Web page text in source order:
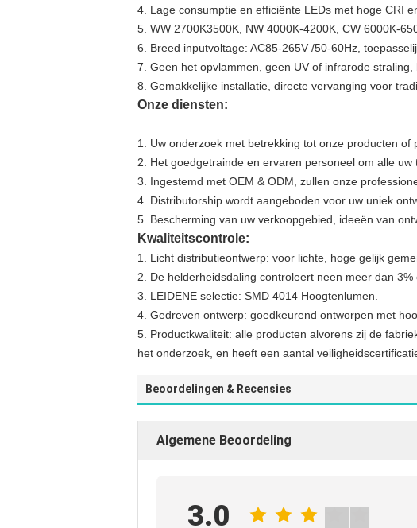
4. Lage consumptie en efficiënte LEDs met hoge CRI
5. WW 2700K3500K, NW 4000K-4200K, CW 6000K-
6. Breed inputvoltage: AC85-265V /50-60Hz,
7. Geen het opvlammen, geen UV of infrarode
8. Gemakkelijke installatie, directe vervanging voor
Onze diensten:
1. Uw onderzoek met betrekking tot onze producten of
2. Het goedgetrainde en ervaren personeel om alle
3. Ingestemd met OEM & ODM, zullen onze
4. Distributorship wordt aangeboden voor uw uniek
5. Bescherming van uw verkoopgebied, ideeën van
Kwaliteitscontrole:
1. Licht distributieontwerp: voor lichte, hoge gelijk
2. De helderheidsdaling controleert neen meer dan
3. LEIDENE selectie: SMD 4014 Hoogtenlumen.
4. Gedreven ontwerp: goedkeurend ontworpen met
5. Productkwaliteit: alle producten alvorens zij de
het onderzoek, en heeft een aantal
Beoordelingen & Recensies
Algemene Beoordeling
3.0